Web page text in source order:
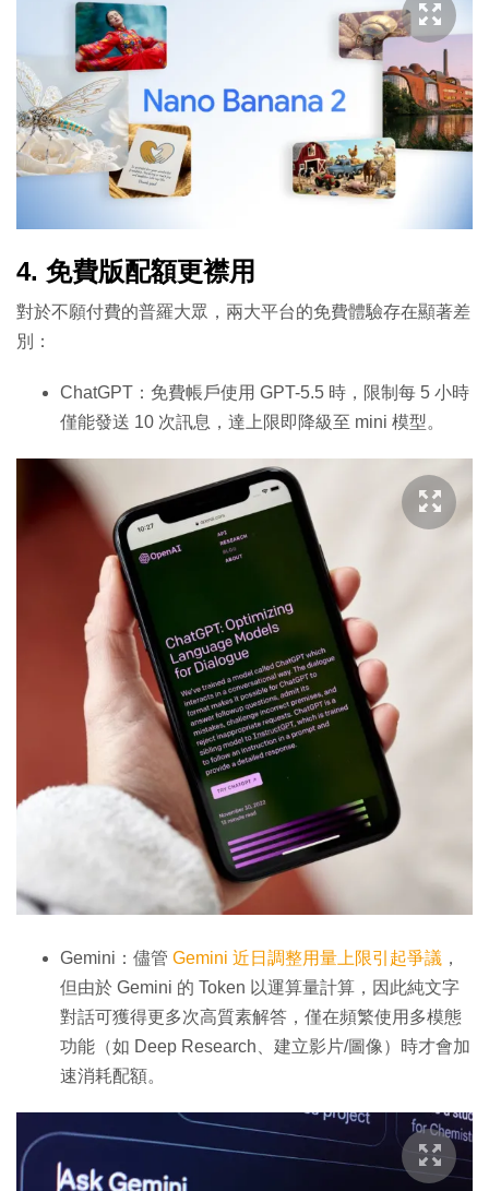
4. 免費版配額更襟用
對於不願付費的普羅大眾，兩大平台的免費體驗存在顯著差
別：
ChatGPT：免費帳戶使用 GPT-5.5 時，限制每 5 小時
僅能發送 10 次訊息，達上限即降級至 mini 模型。
Gemini：儘管 Gemini 近日調整用量上限引起爭議 ，
但由於 Gemini 的 Token 以運算量計算，因此純文字
對話可獲得更多次高質素解答，僅在頻繁使用多模態
功能（如 Deep Research、建立影片/圖像）時才會加
速消耗配額。